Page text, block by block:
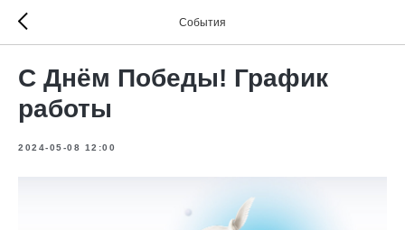
События
С Днём Победы! График
работы
2024-05-08 12:00